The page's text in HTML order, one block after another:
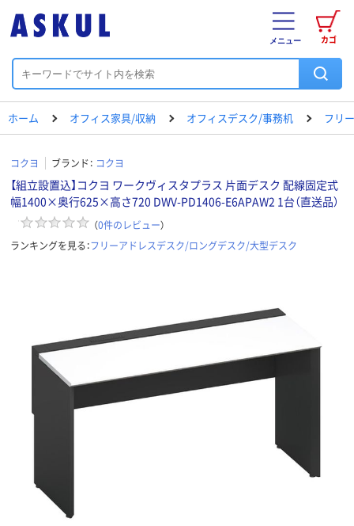
カゴ
メニュー
ホーム オフィス家具/収納 オフィスデスク/事務机 フリ
コクヨ ブランド： コクヨ
【組立設置込】コクヨ ワークヴィスタプラス 片面デスク 配線固定式
幅1400×奥行625×高さ720 DWV-PD1406-E6APAW2 1台（直送品）
（0件のレビュー）
ランキングを見る：フリーアドレスデスク/ロングデスク/大型デスク